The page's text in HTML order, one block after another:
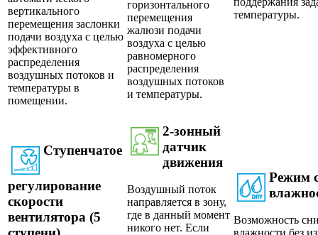
вертикального
перемещения заслонки
подачи воздуха с целью
эффективного
распределения
воздушных потоков и
температуры в
помещении.
горизонтального
перемещения
жалюзи подачи
воздуха с целью
равномерного
распределения
воздушных потоков
и температуры.
температуры.
Ступенчатое
регулирование
скорости
вентилятора (5
2-зонный
датчик
движения
Воздушный поток
направляется в зону,
где в данный момент
никого нет. Если
Режим
Возможность